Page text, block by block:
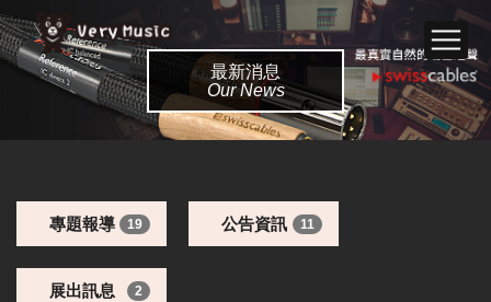
最新消息
Our News
專題報導 19 公告資訊 11
展出訊息 2